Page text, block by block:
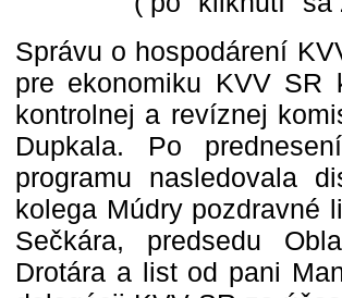
Správu o hospodárení
pre ekonomiku KVV SR
kontrolnej a revíznej
Dupkala. Po
programu nasledovala
kolega Múdry pozdravné
Sečkára, predsedu
Drotára a list od pani